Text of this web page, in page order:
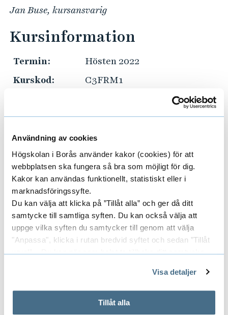
Användning av cookies
Högskolan i Borås använder kakor (cookies) för att
webbplatsen ska fungera så bra som möjligt för dig.
Kakor kan användas funktionellt, statistiskt eller i
marknadsföringssyfte.
Du kan välja att klicka på ”Tillåt alla” och ger då ditt
samtycke till samtliga syften. Du kan också välja att
uppge vilka syften du samtycker till genom att välja
"Anpassa", klicka i rutan bredvid syftet och sedan ”Tillåt
urval”. Du kan när som helst ta tillbaka ditt samtycke
På fliken "Information" kan du läsa om hur kakorna
används och hur vi och våra leverantörer inhämtar och
behandlar personuppgifter.
Visa detaljer
Tillåt alla
Jan Buse, kursansvarig
Kursinformation
Termin:
Hösten 2022
Kurskod:
C3FRM1
Studietakt:
Deltid 50%
Studietid:
Dag
Studieort:
Ortsoberoende
Studieperiod:
2022-08-29 — 2022-10-30
Kontakt
Kursen ges vid Akademin för bibliotek,
information, pedagogik och IT (A3).
kontakta utbildningshandläggare via:
E-post:a3@hb.se
Telefon: 033-435 4013 (telefontid varje vardag